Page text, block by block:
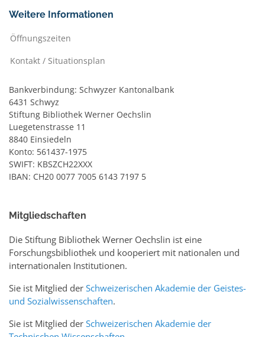
Weitere Informationen
Öffnungszeiten
Kontakt / Situationsplan
Bankverbindung: Schwyzer Kantonalbank
6431 Schwyz
Stiftung Bibliothek Werner Oechslin
Luegetenstrasse 11
8840 Einsiedeln
Konto: 561437-1975
SWIFT: KBSZCH22XXX
IBAN: CH20 0077 7005 6143 7197 5
Mitgliedschaften
Die Stiftung Bibliothek Werner Oechslin ist eine
Forschungsbibliothek und kooperiert mit nationalen und
internationalen Institutionen.
Sie ist Mitglied der Schweizerischen Akademie der Geistes-
und Sozialwissenschaften.
Sie ist Mitglied der Schweizerischen Akademie der